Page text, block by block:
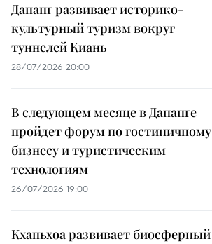
Дананг развивает историко-
культурный туризм вокруг
туннелей Киань
28/07/2026 20:00
В следующем месяце в Дананге
пройдет форум по гостиничному
бизнесу и туристическим
технологиям
26/07/2026 19:00
Кханьхоа развивает биосферный